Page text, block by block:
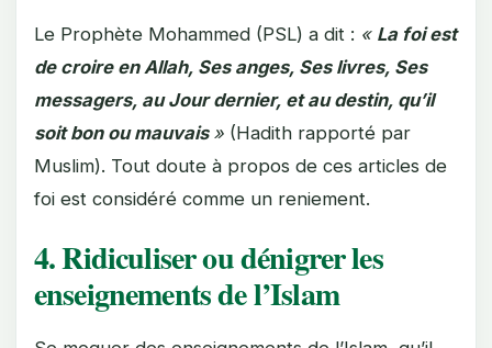
Le Prophète Mohammed (PSL) a dit : « La foi est
de croire en Allah, Ses anges, Ses livres, Ses
messagers, au Jour dernier, et au destin, qu’il
soit bon ou mauvais » (Hadith rapporté par
Muslim). Tout doute à propos de ces articles de
foi est considéré comme un reniement.
4. Ridiculiser ou dénigrer les
enseignements de l’Islam